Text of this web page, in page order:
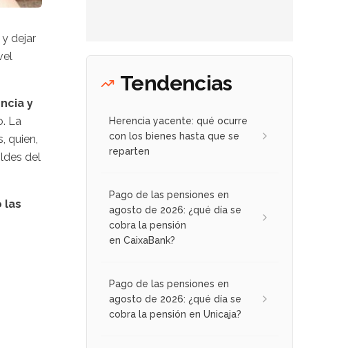
dejar
y
La
quien,
del
las
Tendencias
Herencia yacente: qué ocurre
con los bienes hasta que se
reparten
Pago de las pensiones en
agosto de 2026: ¿qué día se
cobra la pensión
en CaixaBank?
Pago de las pensiones en
agosto de 2026: ¿qué día se
cobra la pensión en Unicaja?